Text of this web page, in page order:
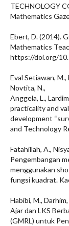
TECHNOLOGY
Mathematics
Ebert, D. (2014).
Mathematics
https://doi.org/
Eval Setiawan, M.,
Novtita, N.,
Anggela, L.,
practicality and
development
and Technology
Fatahillah, A.,
Pengembangan
menggunakan
fungsi kuadrat.
Habibi, M.,
Ajar dan LKS
(GMRL) untuk